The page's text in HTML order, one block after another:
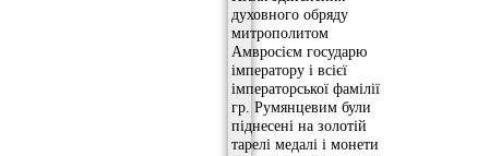
духовного обряду
митрополитом
Амвросієм государю
імператору і всієї
імператорської фамілії
гр. Румянцевим були
піднесені на золотій
тарелі медалі і монети